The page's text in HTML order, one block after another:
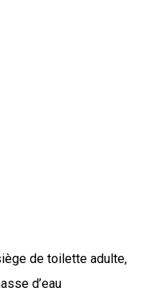
de toilette adulte,
d’eau